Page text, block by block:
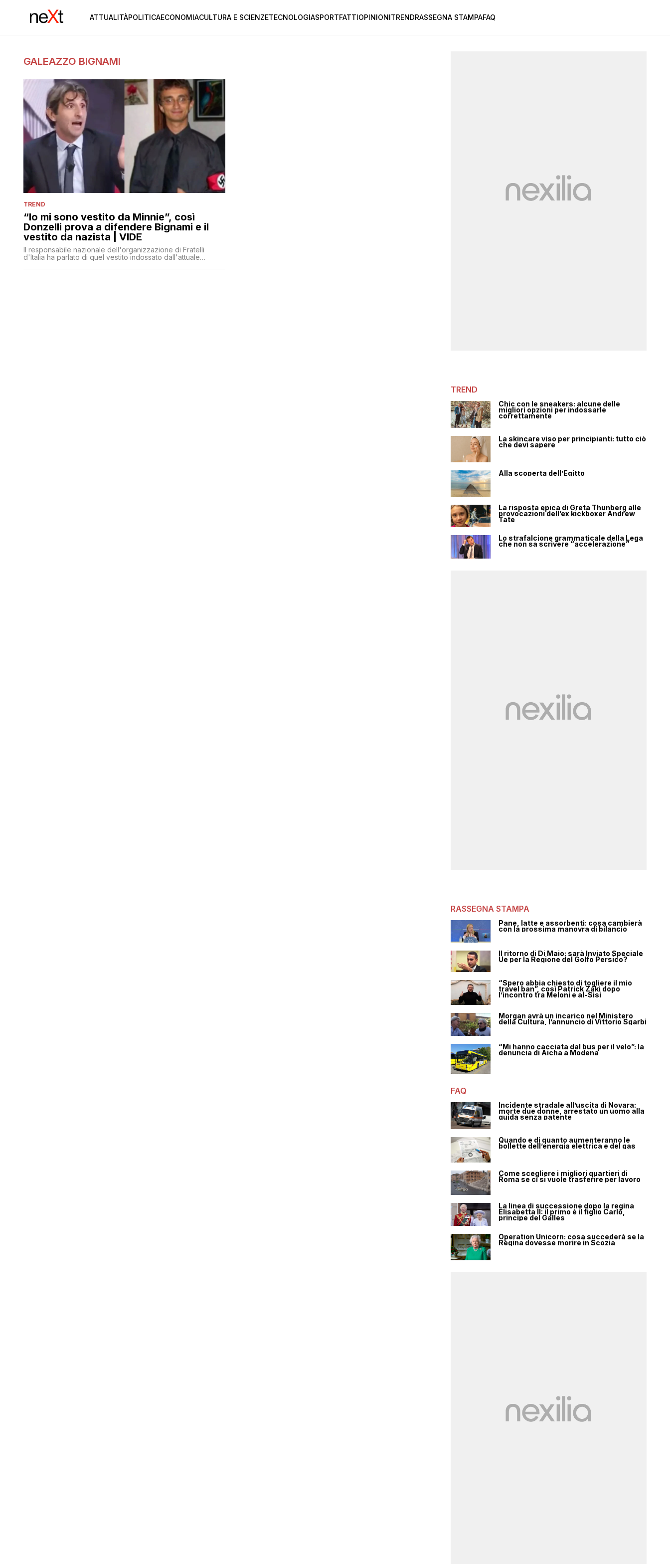
ATTUALITÀPOLITICAECONOMIACULTURA E SCIENZETECNOLOGIASPORTFATTIOPINIONITRENDRASSEGNA STAMPAFAQ
GALEAZZO BIGNAMI
TREND
“Io mi sono vestito da Minnie”, così
Donzelli prova a difendere Bignami e il
vestito da nazista | VIDE
Il responsabile nazionale dell'organizzazione di Fratelli
d'Italia ha parlato di quel vestito indossato dall'attuale
TREND
Chic con le sneakers: alcune delle
migliori opzioni per indossarle
correttamente
La skincare viso per principianti: tutto ciò
che devi sapere
Alla scoperta dell’Egitto
La risposta epica di Greta Thunberg alle
provocazioni dell’ex kickboxer Andrew
Tate
Lo strafalcione grammaticale della Lega
che non sa scrivere “accelerazione”
RASSEGNA STAMPA
Pane, latte e assorbenti: cosa cambierà
con la prossima manovra di bilancio
Il ritorno di Di Maio: sarà Inviato Speciale
Ue per la Regione del Golfo Persico?
“Spero abbia chiesto di togliere il mio
travel ban”, così Patrick Zaki dopo
l’incontro tra Meloni e al-Sisi
Morgan avrà un incarico nel Ministero
della Cultura, l’annuncio di Vittorio Sgarbi
“Mi hanno cacciata dal bus per il velo”: la
denuncia di Aicha a Modena
FAQ
Incidente stradale all’uscita di Novara:
morte due donne, arrestato un uomo alla
guida senza patente
Quando e di quanto aumenteranno le
bollette dell’energia elettrica e del gas
Come scegliere i migliori quartieri di
Roma se ci si vuole trasferire per lavoro
La linea di successione dopo la regina
Elisabetta II: il primo è il figlio Carlo,
principe del Galles
Operation Unicorn: cosa succederà se la
Regina dovesse morire in Scozia